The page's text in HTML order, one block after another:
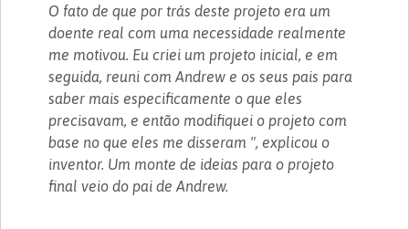
O fato de que por trás deste projeto era um
doente real com uma necessidade realmente
me motivou. Eu criei um projeto inicial, e em
seguida, reuni com Andrew e os seus pais para
saber mais especificamente o que eles
precisavam, e então modifiquei o projeto com
base no que eles me disseram ", explicou o
inventor. Um monte de ideias para o projeto
final veio do pai de Andrew.